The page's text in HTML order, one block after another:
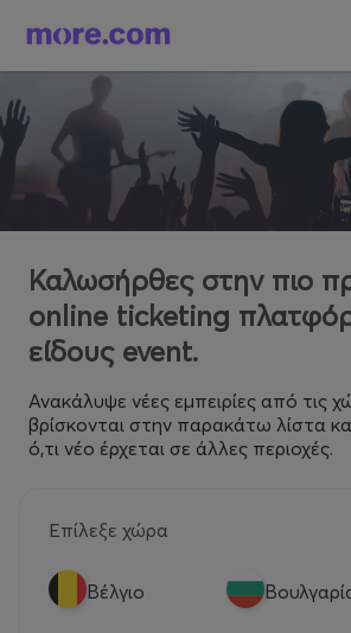
Καλωσήρθες στην πιο
online ticketing
είδους event.
Ανακάλυψε νέες εμπειρίες από τις
βρίσκονται στην παρακάτω λίστα
ό,τι νέο έρχεται σε άλλες περιοχές.
Επίλεξε χώρα
Βέλγιο